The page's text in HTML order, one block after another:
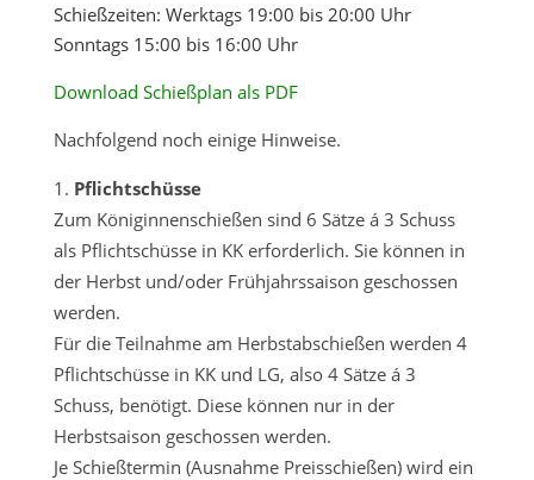
Schießzeiten: Werktags 19:00 bis 20:00 Uhr
Sonntags 15:00 bis 16:00 Uhr
Download Schießplan als PDF
Nachfolgend noch einige Hinweise.
Pflichtschüsse
Zum Königinnenschießen sind 6 Sätze á 3 Schuss
als Pflichtschüsse in KK erforderlich. Sie können in
der Herbst und/oder Frühjahrssaison geschossen
werden.
Für die Teilnahme am Herbstabschießen werden 4
Pflichtschüsse in KK und LG, also 4 Sätze á 3
Schuss, benötigt. Diese können nur in der
Herbstsaison geschossen werden.
Je Schießtermin (Ausnahme Preisschießen) wird ein